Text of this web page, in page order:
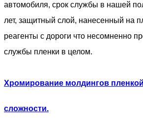
автомобиля, срок службы в нашей
лет, защитный слой, нанесенный на
реагенты с дороги что несомненно
службы пленки в целом.
Хромирование молдингов
сложности.